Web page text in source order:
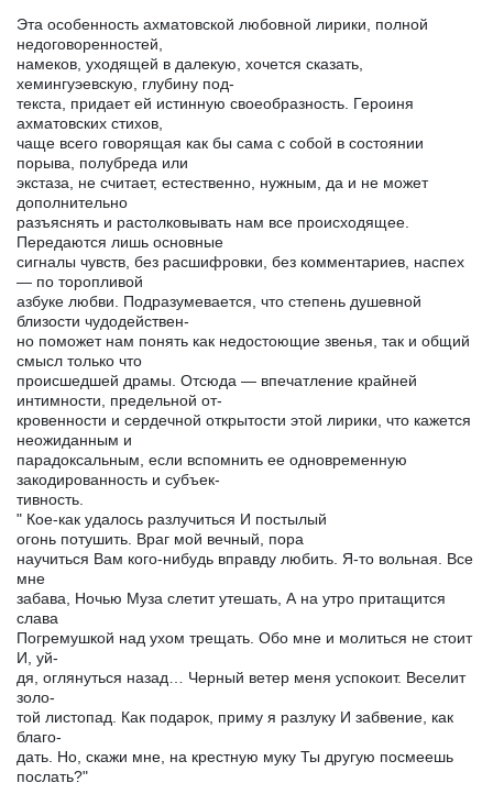
Эта особенность ахматовской любовной лирики, полной
недоговоренностей,
намеков, уходящей в далекую, хочется сказать,
хемингуэевскую, глубину под-
текста, придает ей истинную своеобразность. Героиня
ахматовских стихов,
чаще всего говорящая как бы сама с собой в состоянии
порыва, полубреда или
экстаза, не считает, естественно, нужным, да и не может
дополнительно
разъяснять и растолковывать нам все происходящее.
Передаются лишь основные
сигналы чувств, без расшифровки, без комментариев, наспех
— по торопливой
азбуке любви. Подразумевается, что степень душевной
близости чудодействен-
но поможет нам понять как недостоющие звенья, так и общий
смысл только что
происшедшей драмы. Отсюда — впечатление крайней
интимности, предельной от-
кровенности и сердечной открытости этой лирики, что кажется
неожиданным и
парадоксальным, если вспомнить ее одновременную
закодированность и субъек-
тивность.
" Кое-как удалось разлучиться И постылый
огонь потушить. Враг мой вечный, пора
научиться Вам кого-нибудь вправду любить. Я-то вольная. Все
мне
забава, Ночью Муза слетит утешать, А на утро притащится
слава
Погремушкой над ухом трещать. Обо мне и молиться не стоит
И, уй-
дя, оглянуться назад… Черный ветер меня успокоит. Веселит
золо-
той листопад. Как подарок, приму я разлуку И забвение, как
благо-
дать. Но, скажи мне, на крестную муку Ты другую посмеешь
послать?"